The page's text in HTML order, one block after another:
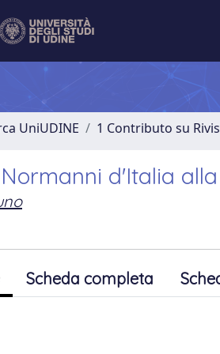
UniUDINE 1 Contributo su
d'Italia
Scheda completa